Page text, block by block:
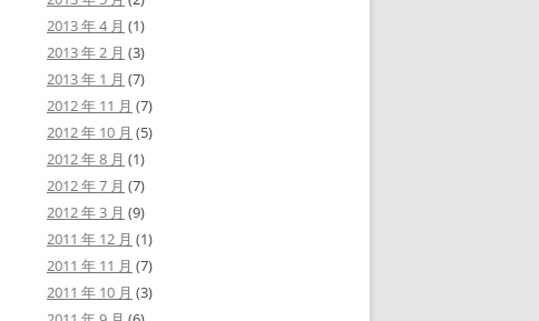
2013 年 4 月 (1)
2013 年 2 月 (3)
2013 年 1 月 (7)
2012 年 11 月 (7)
2012 年 10 月 (5)
2012 年 8 月 (1)
2012 年 7 月 (7)
2012 年 3 月 (9)
2011 年 12 月 (1)
2011 年 11 月 (7)
2011 年 10 月 (3)